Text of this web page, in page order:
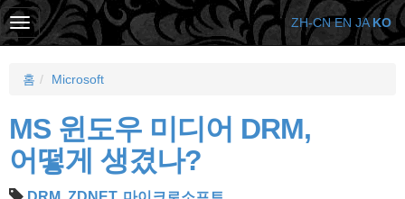
홈 Microsoft
MS 윈도우 미디어 DRM,
어떻게 생겼나?
ZH-CN EN JA KO